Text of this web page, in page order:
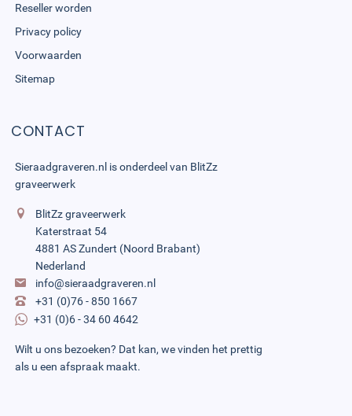
Reseller worden
Privacy policy
Voorwaarden
Sitemap
CONTACT
Sieraadgraveren.nl is onderdeel van BlitZz
graveerwerk
BlitZz graveerwerk
Katerstraat 54
4881 AS Zundert (Noord Brabant)
Nederland
info@sieraadgraveren.nl
+31 (0)76 - 850 1667
+31 (0)6 - 34 60 4642
Wilt u ons bezoeken? Dat kan, we vinden het prettig
als u een afspraak maakt.